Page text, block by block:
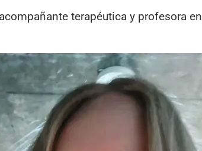
terapéutica y profesora en